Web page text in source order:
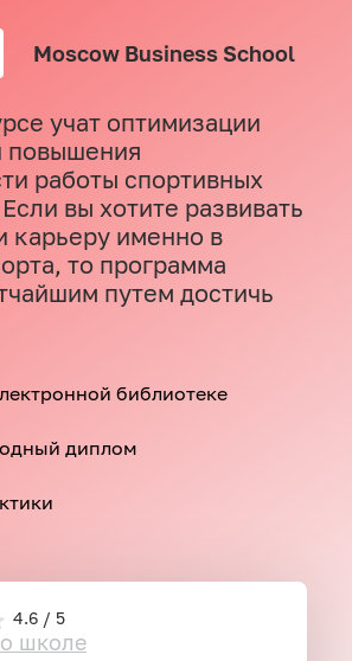
Moscow Business School
учат оптимизации
повышения
работы спортивных
вы хотите развивать
карьеру именно в
то программа
путем достичь
библиотеке
диплом
4.6 / 5
школе